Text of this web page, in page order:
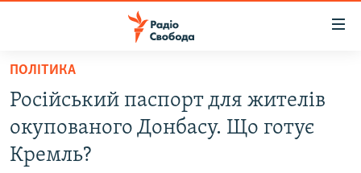
Перейти
основного
матеріалу
Перейти
до
СТАТТІ
ПОЛІТИКА
Російський паспорт для жителів
окупованого Донбасу. Що готує
Кремль?